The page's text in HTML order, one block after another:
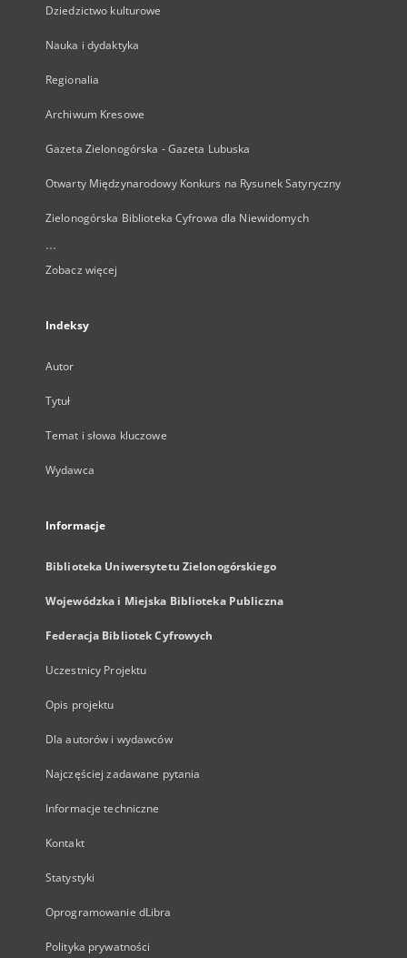
Dziedzictwo kulturowe
Nauka i dydaktyka
Regionalia
Archiwum Kresowe
Gazeta Zielonogórska - Gazeta Lubuska
Otwarty Międzynarodowy Konkurs na Rysunek Satyryczny
Zielonogórska Biblioteka Cyfrowa dla Niewidomych
...
Zobacz więcej
Indeksy
Autor
Tytuł
Temat i słowa kluczowe
Wydawca
Informacje
Biblioteka Uniwersytetu Zielonogórskiego
Wojewódzka i Miejska Biblioteka Publiczna
Federacja Bibliotek Cyfrowych
Uczestnicy Projektu
Opis projektu
Dla autorów i wydawców
Najczęściej zadawane pytania
Informacje techniczne
Kontakt
Statystyki
Oprogramowanie dLibra
Polityka prywatności